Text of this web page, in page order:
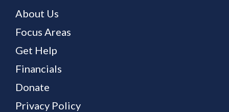
About Us
Focus Areas
Get Help
Financials
Donate
Privacy Policy